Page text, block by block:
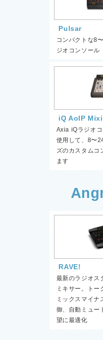
Pulsar
コンパクトな8
ジオコンソール
iQ AoIP
Axia iQラジオ
使用して、8〜
ズのカスタムコ
ます
RAVE!
最新のラジオス
ミキサー。トー
ミックスマイナ
御、自動ミュー
望に最適化